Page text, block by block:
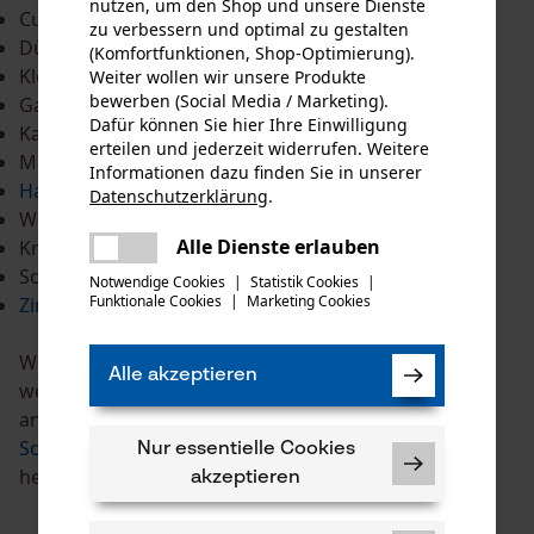
Cuttermesser
Dübel
Kleber & Holzkleber
Gaffa Tape
Kabelbinder
Maßband & Zollstock
Handsäge
Wasserpumpenzange
Kneifzange
Schleifgerät
Zimmermannsbleistifte & Marker
Wer außerdem einen Garten hat und dort gerne
werkelt wird nicht um weitere Werkzeuge, wie unter
anderem eineHand-undMotorsäge,Spaten und
Schaufeln
sowieUnkraut- und Fugenkratzer
herumkommen.
nutzen, um den Shop und unsere Dienste
zu verbessern und optimal zu gestalten
(Komfortfunktionen, Shop-Optimierung).
Weiter wollen wir unsere Produkte
bewerben (Social Media / Marketing).
Dafür können Sie hier Ihre Einwilligung
erteilen und jederzeit widerrufen. Weitere
Informationen dazu finden Sie in unserer
Datenschutzerklärung.
Alle Dienste erlauben
Notwendige Cookies | Statistik Cookies |
Funktionale Cookies | Marketing Cookies
Alle akzeptieren
Nur essentielle Cookies
akzeptieren
Es ist ein Fehler aufgetreten. Bitte
versuchen Sie es erneut.
mail